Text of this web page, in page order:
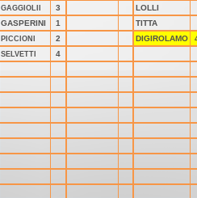
GAGGIOLII 3
LOLLI
GASPERINI 1
TITTA
PICCIONI 2 DIGIROLAMO
SELVETTI
4